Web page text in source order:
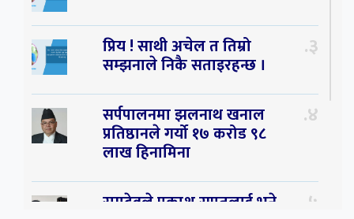
प्रिय ! साथी अचेल त तिम्रो
सम्झनाले निकै सताइरहन्छ ।
३
सर्पपालनमा झलनाथ खनाल
प्रतिष्ठानले गर्यो १७ करोड ९८
लाख हिनामिना
४
रामदेवले प्रकाश सपुतलाई भने ५